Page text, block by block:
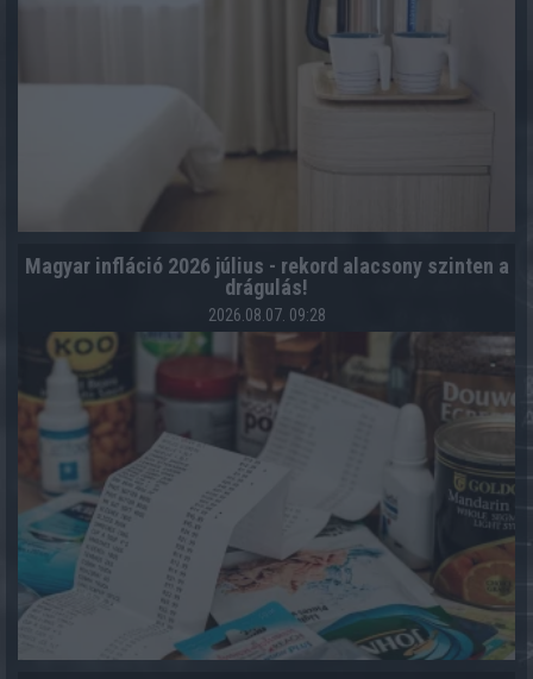
Magyar infláció 2026 július - rekord alacsony szinten a
drágulás!
2026.08.07. 09:28